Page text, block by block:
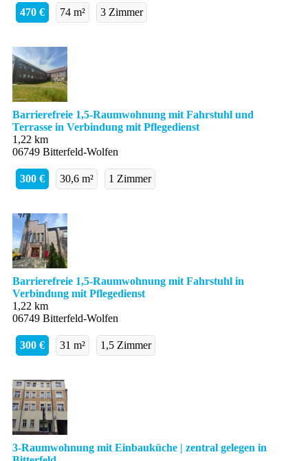
470 € 74 m² 3 Zimmer
Barrierefreie 1,5-Raumwohnung mit Fahrstuhl und
Terrasse in Verbindung mit Pflegedienst
1,22 km
06749 Bitterfeld-Wolfen
300 € 30,6 m² 1 Zimmer
Barrierefreie 1,5-Raumwohnung mit Fahrstuhl in
Verbindung mit Pflegedienst
1,22 km
06749 Bitterfeld-Wolfen
300 € 31 m² 1,5 Zimmer
3-Raumwohnung mit Einbauküche | zentral gelegen in